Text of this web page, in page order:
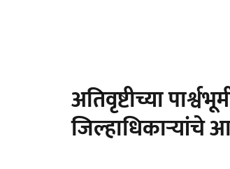
अतिवृष्टीच्या
जिल्हाधिकाऱ्यांचे